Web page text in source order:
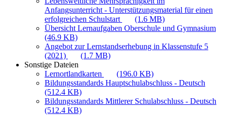
Anfangsunterricht - Unterstützungsmaterial für einen
erfolgreichen Schulstart
(1.6 MB)
Übersicht Lernaufgaben Oberschule und Gymnasium
(46.9 KB)
Angebot zur Lernstandserhebung in Klassenstufe 5
(2021)
(1.7 MB)
Sonstige Dateien
Lernortlandkarten
(196.0 KB)
Bildungsstandards Hauptschulabschluss - Deutsch
(512.4 KB)
Bildungsstandards Mittlerer Schulabschluss - Deutsch
(512.4 KB)